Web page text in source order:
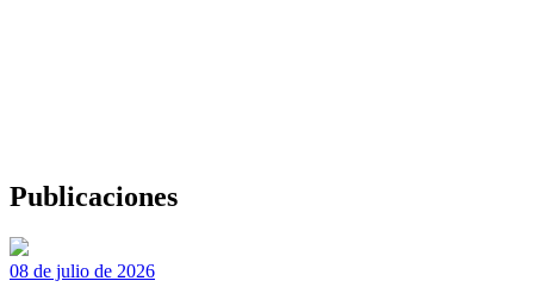
Publicaciones
08 de julio de 2026